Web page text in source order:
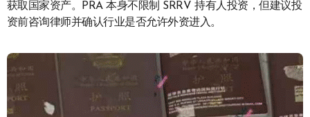
获取国家资产。PRA 本身不限制 SRRV 持有人投资，但建议投
资前咨询律师并确认行业是否允许外资进入。